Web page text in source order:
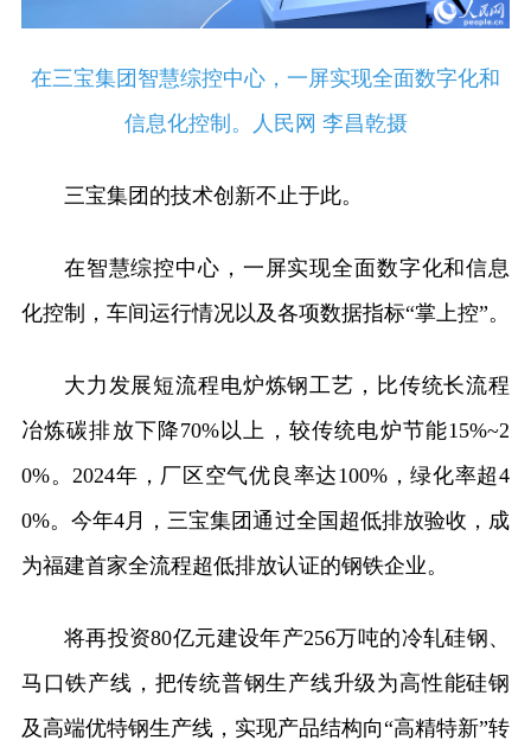
在三宝集团智慧综控中心，一屏实现全面数字化和
信息化控制。人民网 李昌乾摄
三宝集团的技术创新不止于此。
在智慧综控中心，一屏实现全面数字化和信息
化控制，车间运行情况以及各项数据指标“掌上控”。
大力发展短流程电炉炼钢工艺，比传统长流程
冶炼碳排放下降70%以上，较传统电炉节能15%~2
0%。2024年，厂区空气优良率达100%，绿化率超4
0%。今年4月，三宝集团通过全国超低排放验收，成
为福建首家全流程超低排放认证的钢铁企业。
将再投资80亿元建设年产256万吨的冷轧硅钢、
马口铁产线，把传统普钢生产线升级为高性能硅钢
及高端优特钢生产线，实现产品结构向“高精特新”转